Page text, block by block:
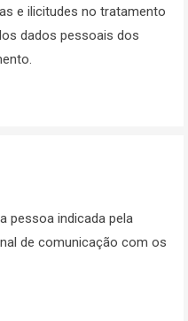
e ilicitudes no tratamento
dados pessoais dos
pessoa indicada pela
de comunicação com os